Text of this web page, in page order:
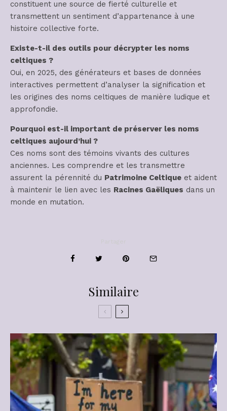
constituent une source de fierté culturelle et
transmettent un sentiment d’appartenance à une
histoire collective forte.
Existe-t-il des outils pour décrypter les noms
celtiques ?
Oui, en 2025, des générateurs et bases de données
interactives permettent d’analyser la signification et
les origines des noms celtiques de manière ludique et
approfondie.
Pourquoi est-il important de préserver les noms
celtiques aujourd’hui ?
Ces noms sont des témoins vivants des cultures
anciennes. Les comprendre et les transmettre
assurent la pérennité du Patrimoine Celtique et aident
à maintenir le lien avec les Racines Gaëliques dans un
monde en mutation.
Similaire